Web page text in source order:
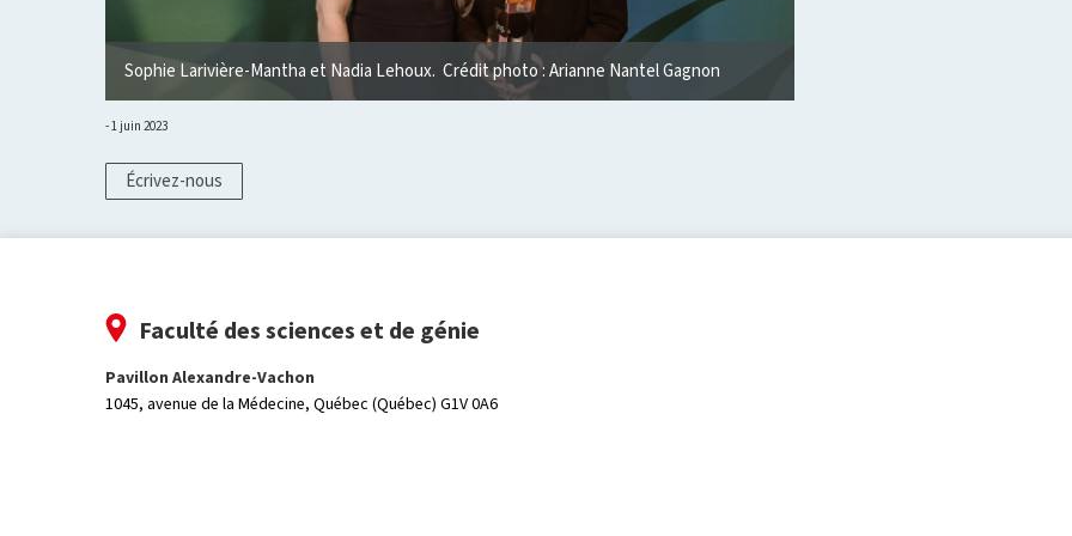
Sophie Larivière-Mantha et Nadia Lehoux. Crédit photo : Arianne Nantel Gagnon
1 juin 2023
Écrivez-nous
Faculté des sciences et de génie
Pavillon Alexandre-Vachon
1045, avenue de la Médecine, Québec (Québec) G1V 0A6